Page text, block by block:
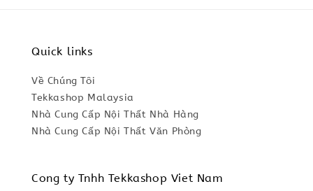
Quick links
Về Chúng Tôi
Tekkashop Malaysia
Nhà Cung Cấp Nội Thất Nhà Hàng
Nhà Cung Cấp Nội Thất Văn Phòng
Cong ty Tnhh Tekkashop Viet Nam